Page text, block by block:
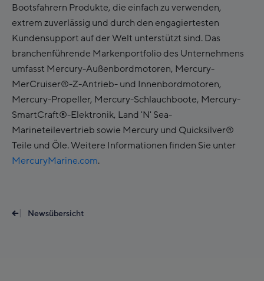
Bootsfahrern Produkte, die einfach zu verwenden,
extrem zuverlässig und durch den engagiertesten
Kundensupport auf der Welt unterstützt sind. Das
branchenführende Markenportfolio des Unternehmens
umfasst Mercury-Außenbordmotoren, Mercury-
MerCruiser®-Z-Antrieb- und Innenbordmotoren,
Mercury-Propeller, Mercury-Schlauchboote, Mercury-
SmartCraft®-Elektronik, Land 'N' Sea-
Marineteilevertrieb sowie Mercury und Quicksilver®
Teile und Öle. Weitere Informationen finden Sie unter
MercuryMarine.com.
Newsübersicht